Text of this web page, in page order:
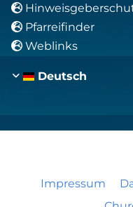

 Pfarreifinder
 Weblinks
Deutsch
Impressum